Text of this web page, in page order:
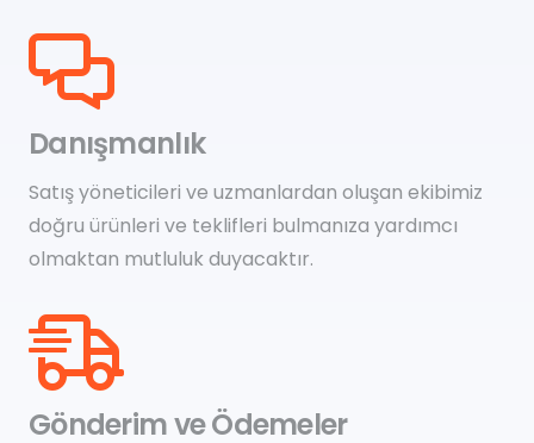
Danışmanlık
Satış yöneticileri ve uzmanlardan oluşan ekibimiz
doğru ürünleri ve teklifleri bulmanıza yardımcı
olmaktan mutluluk duyacaktır.
Gönderim ve Ödemeler